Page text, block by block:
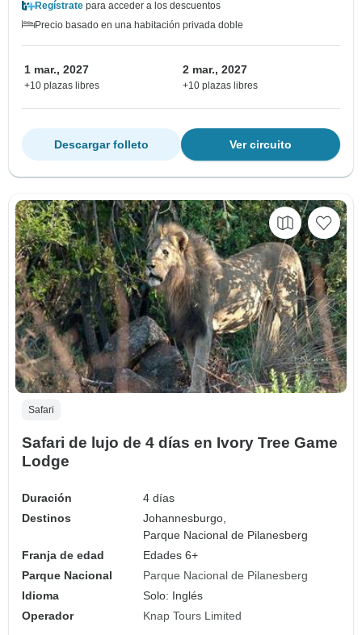
Regístrate para acceder a los descuentos
Precio basado en una habitación privada doble
1 mar., 2027
+10 plazas libres
2 mar., 2027
+10 plazas libres
Ver circuito
Descargar folleto
Safari
Safari de lujo de 4 días en Ivory Tree Game
Lodge
Duración
4 días
Destinos
Johannesburgo,
Parque Nacional de Pilanesberg
Franja de edad
Edades 6+
Parque Nacional
Parque Nacional de Pilanesberg
Idioma
Solo: Inglés
Operador
Knap Tours Limited